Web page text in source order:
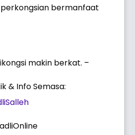
bermanfaat
makin berkat. –
& Info Semasa: